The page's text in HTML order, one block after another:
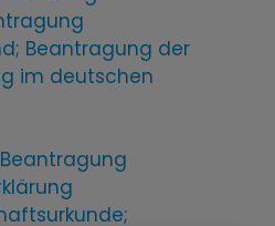
Beantragung der
im deutschen